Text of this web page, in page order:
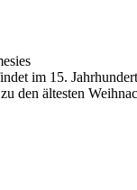
im 15.
den ältesten